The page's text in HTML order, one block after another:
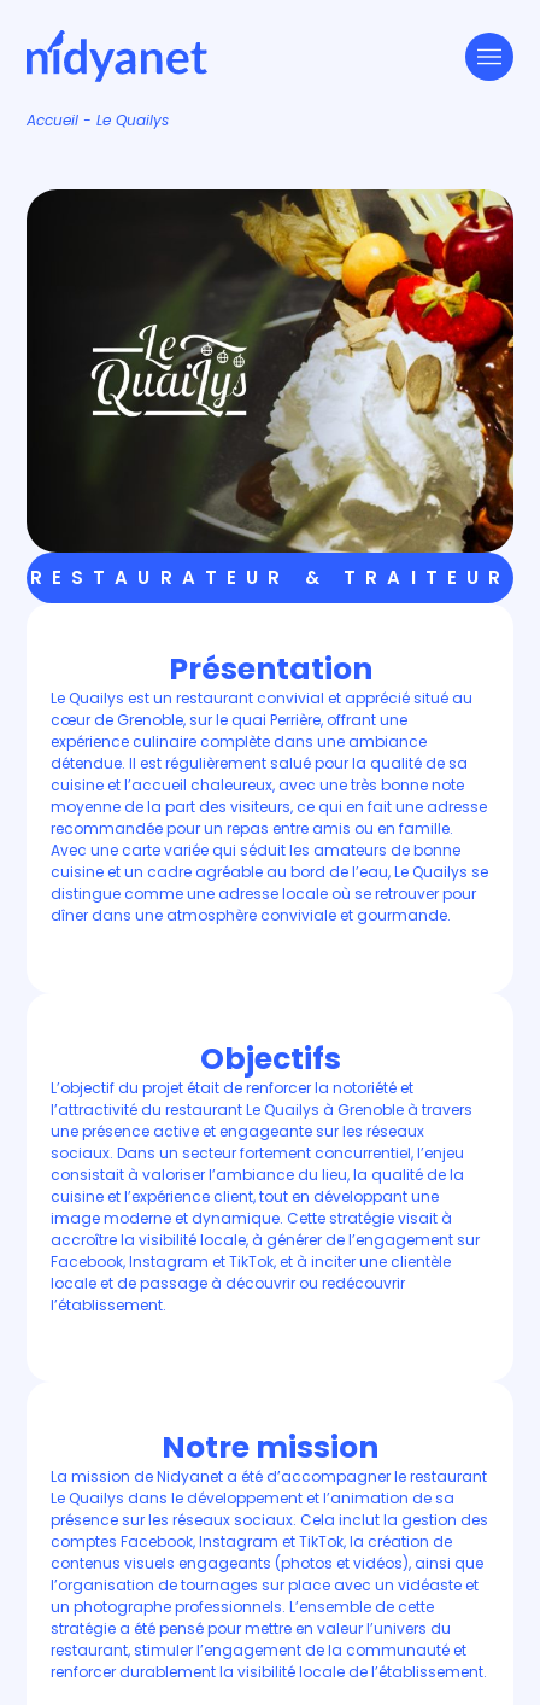
Accueil -Le Quailys
Présentation
Le Quailys est un restaurant convivial et apprécié situé au
cœur de Grenoble, sur le quai Perrière, offrant une
expérience culinaire complète dans une ambiance
détendue. Il est régulièrement salué pour la qualité de sa
cuisine et l’accueil chaleureux, avec une très bonne note
moyenne de la part des visiteurs, ce qui en fait une adresse
recommandée pour un repas entre amis ou en famille.
Avec une carte variée qui séduit les amateurs de bonne
cuisine et un cadre agréable au bord de l’eau, Le Quailys se
distingue comme une adresse locale où se retrouver pour
dîner dans une atmosphère conviviale et gourmande.
RESTAURATEUR & TRAITEUR
Objectifs
L’objectif du projet était de renforcer la notoriété et
l’attractivité du restaurant Le Quailys à Grenoble à travers
une présence active et engageante sur les réseaux
sociaux. Dans un secteur fortement concurrentiel, l’enjeu
consistait à valoriser l’ambiance du lieu, la qualité de la
cuisine et l’expérience client, tout en développant une
image moderne et dynamique. Cette stratégie visait à
accroître la visibilité locale, à générer de l’engagement sur
Facebook, Instagram et TikTok, et à inciter une clientèle
locale et de passage à découvrir ou redécouvrir
l’établissement.
Notre mission
La mission de Nidyanet a été d’accompagner le restaurant
Le Quailys dans le développement et l’animation de sa
présence sur les réseaux sociaux. Cela inclut la gestion des
comptes Facebook, Instagram et TikTok, la création de
contenus visuels engageants (photos et vidéos), ainsi que
l’organisation de tournages sur place avec un vidéaste et
un photographe professionnels. L’ensemble de cette
stratégie a été pensé pour mettre en valeur l’univers du
restaurant, stimuler l’engagement de la communauté et
renforcer durablement la visibilité locale de l’établissement.